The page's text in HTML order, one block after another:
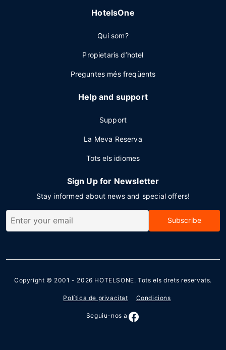
HotelsOne
Qui som?
Propietaris d’hotel
Preguntes més freqüents
Help and support
Support
La Meva Reserva
Tots els idiomes
Sign Up for Newsletter
Stay informed about news and special offers!
Subscribe
Copyright © 2001 - 2026 HOTELSONE. Tots els drets reservats.
Política de privacitat Condicions
Seguiu-nos a